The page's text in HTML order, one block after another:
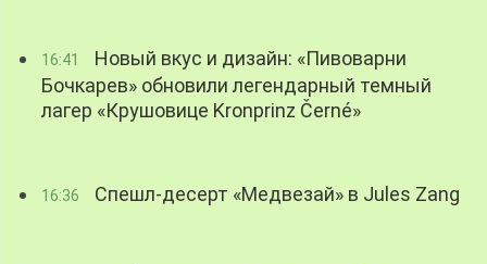
16:41
Новый вкус и дизайн: «Пивоварни
Бочкарев» обновили легендарный темный
лагер «Крушовице Kronprinz Černé»
16:36 Спешл-десерт «Медвезай» в Jules Zang